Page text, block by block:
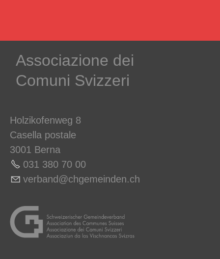
Associazione dei
Comuni Svizzeri
Holzikofenweg 8
Casella postale
3001 Berna
031 380 70 00
v rb nd chg m nd n ch